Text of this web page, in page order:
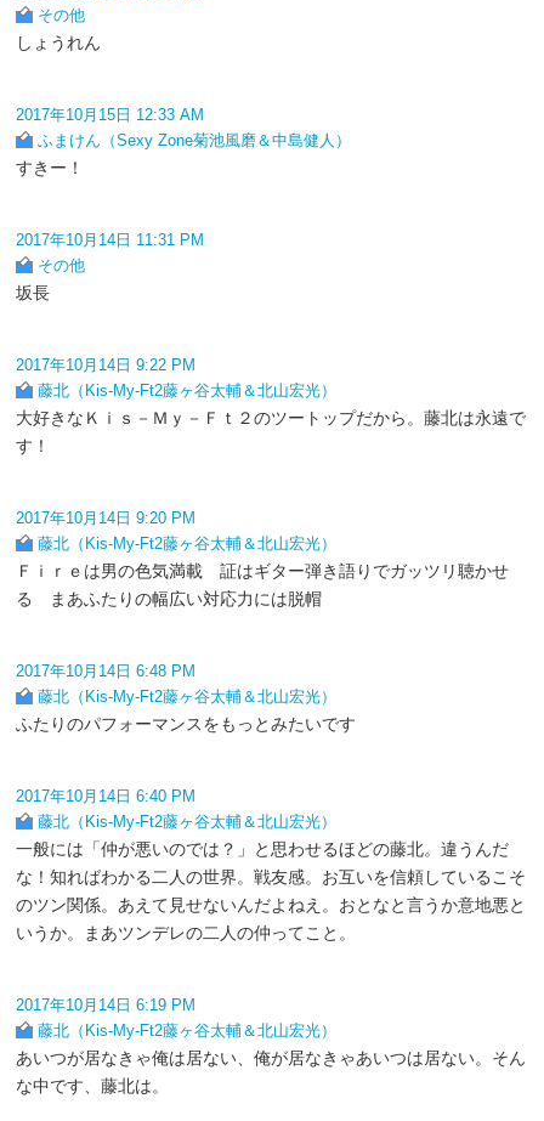
その他
しょうれん
2017年10月15日 12:33 AM
ふまけん（Sexy Zone菊池風磨＆中島健人）
すきー！
2017年10月14日 11:31 PM
その他
坂長
2017年10月14日 9:22 PM
藤北（Kis-My-Ft2藤ヶ谷太輔＆北山宏光）
大好きなＫｉｓ－Ｍｙ－Ｆｔ２のツートップだから。藤北は永遠で
す！
2017年10月14日 9:20 PM
藤北（Kis-My-Ft2藤ヶ谷太輔＆北山宏光）
Ｆｉｒｅは男の色気満載 証はギター弾き語りでガッツリ聴かせ
る まあふたりの幅広い対応力には脱帽
2017年10月14日 6:48 PM
藤北（Kis-My-Ft2藤ヶ谷太輔＆北山宏光）
ふたりのパフォーマンスをもっとみたいです
2017年10月14日 6:40 PM
藤北（Kis-My-Ft2藤ヶ谷太輔＆北山宏光）
一般には「仲が悪いのでは？」と思わせるほどの藤北。違うんだ
な！知ればわかる二人の世界。戦友感。お互いを信頼しているこそ
のツン関係。あえて見せないんだよねえ。おとなと言うか意地悪と
いうか。まあツンデレの二人の仲ってこと。
2017年10月14日 6:19 PM
藤北（Kis-My-Ft2藤ヶ谷太輔＆北山宏光）
あいつが居なきゃ俺は居ない、俺が居なきゃあいつは居ない。そん
な中です、藤北は。